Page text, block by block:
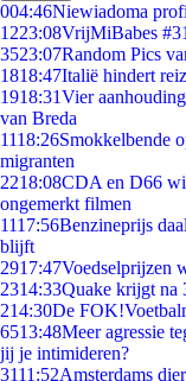
004:46Niewiadoma
1223:08VrijMiBabes
3523:07Random Pics
1818:47Italië hindert
1918:31Vier
van Breda
1118:26Smokkelbende
migranten
2218:08CDA en D66
ongemerkt filmen
1117:56Benzineprijs
blijft
2917:47Voedselprijzen
2314:33Quake krijgt na
214:30De
6513:48Meer agressie
jij je intimideren?
3111:52Amsterdams